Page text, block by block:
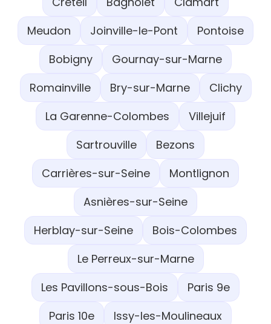
Meudon
Joinville-le-Pont
Pontoise
Bobigny
Gournay-sur-Marne
Romainville
Bry-sur-Marne
Clichy
La Garenne-Colombes
Villejuif
Sartrouville
Bezons
Carrières-sur-Seine
Montlignon
Asnières-sur-Seine
Herblay-sur-Seine
Bois-Colombes
Le Perreux-sur-Marne
Les Pavillons-sous-Bois
Paris 9e
Paris 10e
Issy-les-Moulineaux